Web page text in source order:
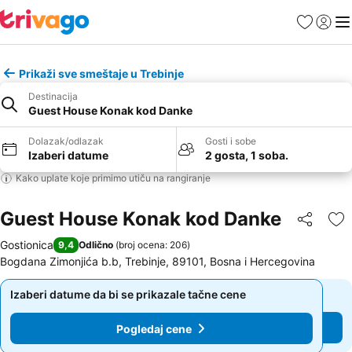
FavoritiPrijavi
Prikaži sve smeštaje u Trebinje
Destinacija
Guest House Konak kod Danke
Dolazak/odlazak
Izaberi datume
Gosti i sobe
2 gosta, 1 soba.
Kako uplate koje primimo utiču na rangiranje
Guest House Konak kod Danke Deli
Gostionica 9,4 Odlično (broj ocena: 206)
Bogdana Zimonjića b.b, Trebinje, 89101, Bosna i Hercegovina
Izaberi datume da bi se prikazale tačne cene
Pogledaj cene
Izaberi datume da bi se prikazale tačne cene
Pogledaj cene